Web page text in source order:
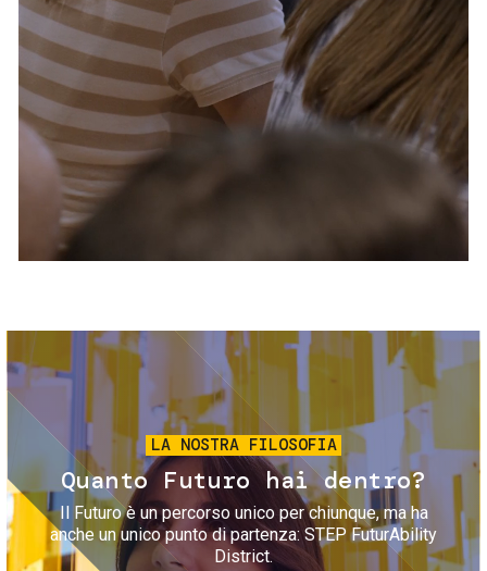
Servizi e accessibilità
Contatti
FAQ
Biglietti
Immagine
LA NOSTRA FILOSOFIA
Quanto Futuro hai dentro?
Il Futuro è un percorso unico per chiunque, ma ha
anche un unico punto di partenza: STEP FuturAbility
District.